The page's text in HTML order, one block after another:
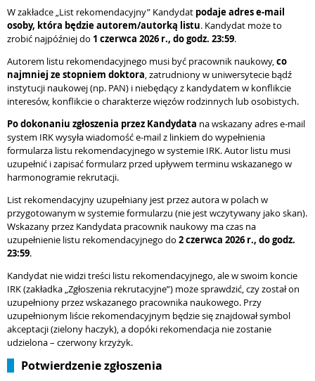
W zakładce „List rekomendacyjny” Kandydat podaje adres e-mail
osoby, która będzie autorem/autorką listu. Kandydat może to
zrobić najpóźniej do 1 czerwca 2026 r., do godz. 23:59.
Autorem listu rekomendacyjnego musi być pracownik naukowy,co
najmniej ze stopniem doktora, zatrudniony w uniwersytecie bądź
instytucji naukowej (np. PAN) i niebędący z kandydatem w konflikcie
interesów, konflikcie o charakterze więzów rodzinnych lub osobistych.
Po dokonaniu zgłoszenia przez Kandydata na wskazany adres e-mail
system IRK wysyła wiadomość e-mail z linkiem do wypełnienia
formularza listu rekomendacyjnego w systemie IRK. Autor listu musi
uzupełnić i zapisać formularz przed upływem terminu wskazanego w
harmonogramie rekrutacji.
List rekomendacyjny uzupełniany jest przez autora w polach w
przygotowanym w systemie formularzu (nie jest wczytywany jako skan).
Wskazany przez Kandydata pracownik naukowy ma czas na
uzupełnienie listu rekomendacyjnego do 2 czerwca 2026 r., do godz.
23:59.
Kandydat nie widzi treści listu rekomendacyjnego, ale w swoim koncie
IRK (zakładka „Zgłoszenia rekrutacyjne”) może sprawdzić, czy został on
uzupełniony przez wskazanego pracownika naukowego. Przy
uzupełnionym liście rekomendacyjnym będzie się znajdował symbol
akceptacji (zielony haczyk), a dopóki rekomendacja nie zostanie
udzielona – czerwony krzyżyk.
Potwierdzenie zgłoszenia